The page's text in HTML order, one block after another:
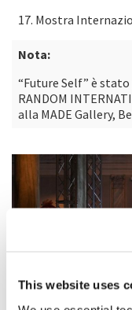
This website uses
17. Mostra
Nota:
“Future Self” è
RANDOM
alla MADE Gallery,